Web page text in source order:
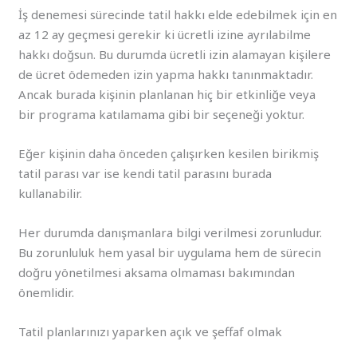
İş denemesi sürecinde tatil hakkı elde edebilmek için en
az 12 ay geçmesi gerekir ki ücretli izine ayrılabilme
hakkı doğsun. Bu durumda ücretli izin alamayan kişilere
de ücret ödemeden izin yapma hakkı tanınmaktadır.
Ancak burada kişinin planlanan hiç bir etkinliğe veya
bir programa katılamama gibi bir seçeneği yoktur.
Eğer kişinin daha önceden çalışırken kesilen birikmiş
tatil parası var ise kendi tatil parasını burada
kullanabilir.
Her durumda danışmanlara bilgi verilmesi zorunludur.
Bu zorunluluk hem yasal bir uygulama hem de sürecin
doğru yönetilmesi aksama olmaması bakımından
önemlidir.
Tatil planlarınızı yaparken açık ve şeffaf olmak